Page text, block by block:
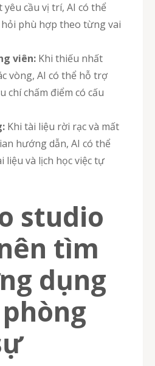
yêu cầu vị trí, AI có thể
hỏi phù hợp theo từng vai
viên: Khi thiếu nhất
vòng, AI có thể hỗ trợ
chí chấm điểm có cấu
Khi tài liệu rời rạc và mất
hướng dẫn, AI có thể
liệu và lịch học việc tự
studio
tìm
dụng